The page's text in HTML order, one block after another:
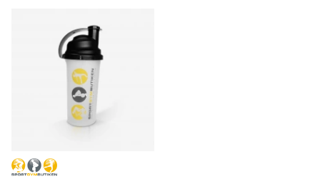
Du kan justera mängden vatten efter egen smak – mer
vatten ger en mildare dryck, mindre ger mer smak.
Förvaras torrt och svalt i originalförpackningen, skyddat
från direkt solljus.
Produkten ska förvaras utom räckhåll för barn och väl
tillsluten för att bevara smak och kvalitet.